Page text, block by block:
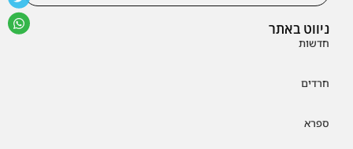
ניווט באתר
חדשות
חרדים
ספרא